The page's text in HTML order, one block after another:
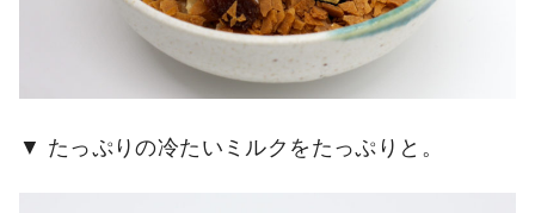
たっぷりの冷たいミルクをたっぷりと。